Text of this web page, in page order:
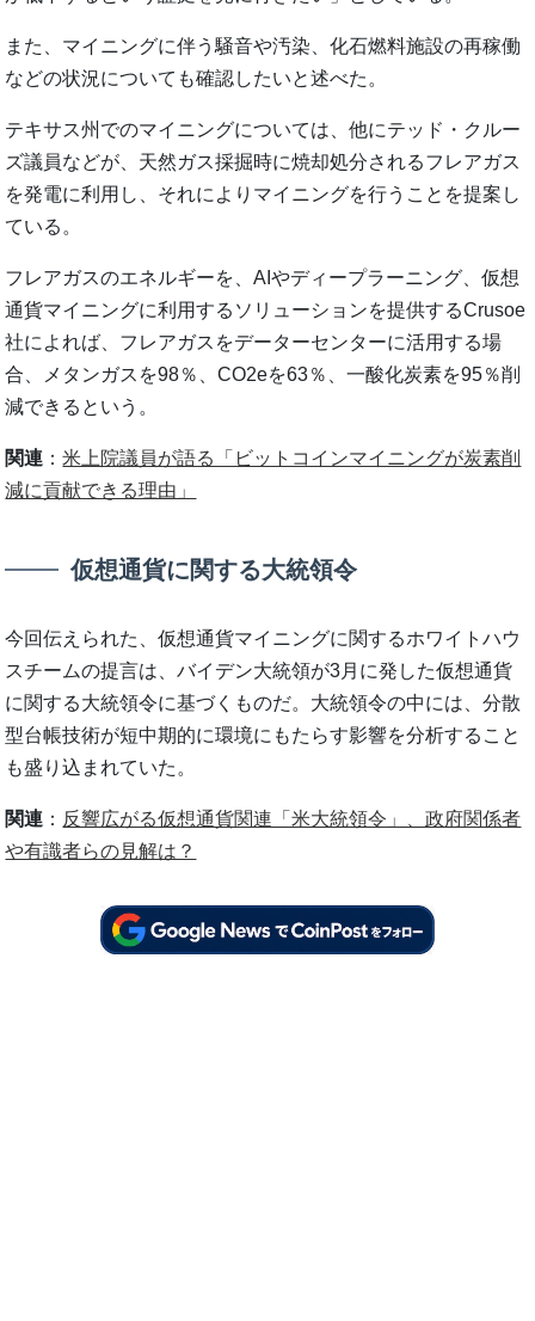
また、マイニングに伴う騒音や汚染、化石燃料施設の再稼働
などの状況についても確認したいと述べた。
テキサス州でのマイニングについては、他にテッド・クルー
ズ議員などが、天然ガス採掘時に焼却処分されるフレアガス
を発電に利用し、それによりマイニングを行うことを提案し
ている。
フレアガスのエネルギーを、AIやディープラーニング、仮想
通貨マイニングに利用するソリューションを提供するCrusoe
社によれば、フレアガスをデーターセンターに活用する場
合、メタンガスを98％、CO2eを63％、一酸化炭素を95％削
減できるという。
関連 ：米上院議員が語る「ビットコインマイニングが炭素削
減に貢献できる理由」
仮想通貨に関する大統領令
今回伝えられた、仮想通貨マイニングに関するホワイトハウ
スチームの提言は、バイデン大統領が3月に発した仮想通貨
に関する大統領令に基づくものだ。大統領令の中には、分散
型台帳技術が短中期的に環境にもたらす影響を分析すること
も盛り込まれていた。
関連 ： 反響広がる仮想通貨関連「米大統領令」、政府関係者
や有識者らの見解は？